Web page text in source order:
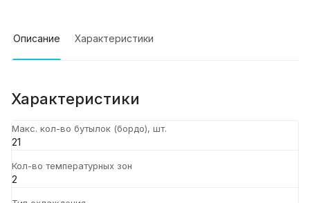
Описание Характеристики
Характеристики
Макс. кол-во бутылок (бордо), шт.
21
Кол-во температурных зон
2